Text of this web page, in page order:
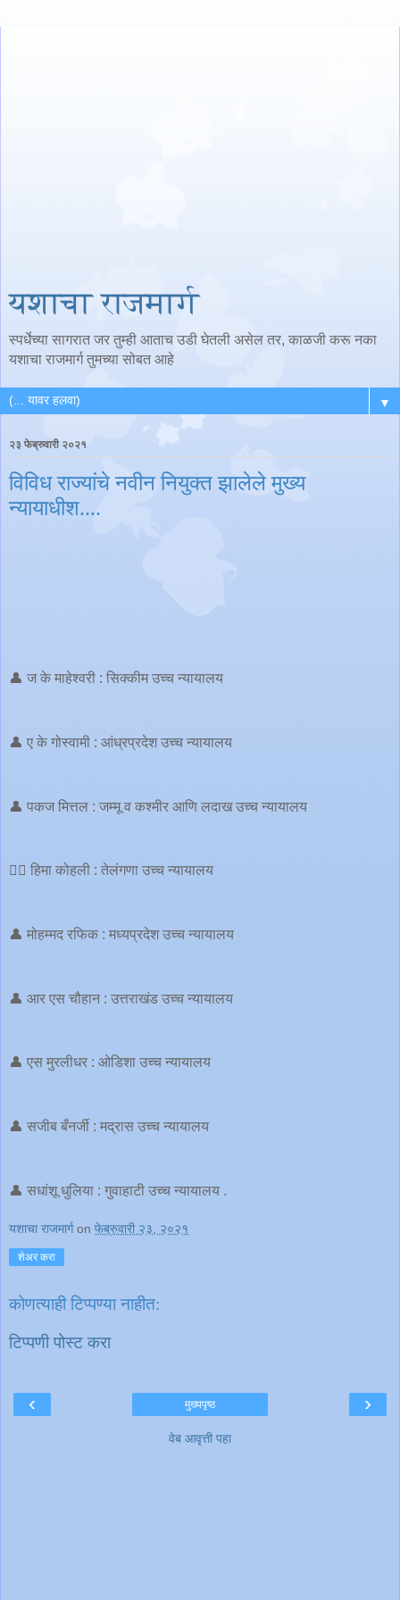
यशाचा राजमार्ग
स्पर्धेच्या सागरात जर तुम्ही आताच उडी घेतली असेल तर, काळजी करू नका
यशाचा राजमार्ग तुमच्या सोबत आहे
▼
२३ फेब्रुवारी २०२१
विविध राज्यांचे नवीन नियुक्त झालेले मुख्य
न्यायाधीश....
👤 ज के माहेश्वरी : सिक्कीम उच्च न्यायालय
👤 ए के गोस्वामी : आंध्रप्रदेश उच्च न्यायालय
👤 पकज मित्तल : जम्मू व कश्मीर आणि लदाख उच्च न्यायालय
🙎‍♀ हिमा कोहली : तेलंगणा उच्च न्यायालय
👤 मोहम्मद रफिक : मध्यप्रदेश उच्च न्यायालय
👤 आर एस चौहान : उत्तराखंड उच्च न्यायालय
👤 एस मुरलीधर : ओडिशा उच्च न्यायालय
👤 सजीब बँनर्जी : मद्रास उच्च न्यायालय
👤 सधांशू धुलिया : गुवाहाटी उच्च न्यायालय .
यशाचा राजमार्ग on फेब्रुवारी २३, २०२१
शेअर करा
कोणत्याही टिप्पण्‍या नाहीत:
टिप्पणी पोस्ट करा
‹ ›
मुख्यपृष्ठ
वेब आवृत्ती पहा